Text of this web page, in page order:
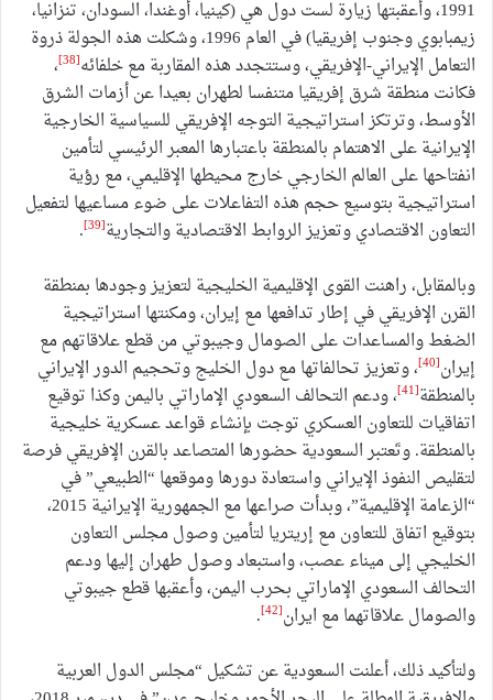
1991، وأعقبتها زيارة لست دول هي (كينيا، أوغندا، السودان، تنزانيا،
زيمبابوي وجنوب إفريقيا) في العام 1996، وشكلت هذه الجولة ذروة
التعامل الإيراني-الإفريقي، وستتجدد هذه المقاربة مع خلفائه[38]
،
فكانت منطقة شرق إفريقيا متنفسا لطهران بعيدا عن أزمات الشرق
الأوسط، وترتكز استراتيجية التوجه الإفريقي للسياسية الخارجية
الإيرانية على الاهتمام بالمنطقة باعتبارها المعبر الرئيسي لتأمين
انفتاحها على العالم الخارجي خارج محيطها الإقليمي، مع رؤية
استراتيجية بتوسيع حجم هذه التفاعلات على ضوء مساعيها لتفعيل
التعاون الاقتصادي وتعزيز الروابط الاقتصادية والتجارية[39]
.
وبالمقابل، راهنت القوى الإقليمية الخليجية لتعزيز وجودها بمنطقة
القرن الإفريقي في إطار تدافعها مع إيران، ومكنتها استراتيجية
الضغط والمساعدات على الصومال وجيبوتي من قطع علاقاتهم مع
إيران[40]
، وتعزيز تحالفاتها مع دول الخليج وتحجيم الدور الإيراني
بالمنطقة[41]
، ودعم التحالف السعودي الإماراتي باليمن وكذا توقيع
اتفاقيات للتعاون العسكري توجت بإنشاء قواعد عسكرية خليجية
بالمنطقة. وتَعتبر السعودية حضورها المتصاعد بالقرن الإفريقي فرصة
لتقليص النفوذ الإيراني واستعادة دورها وموقعها “الطبيعي” في
“الزعامة الإقليمية”، وبدأت صراعها مع الجمهورية الإيرانية 2015،
بتوقيع اتفاق للتعاون مع إريتريا لتأمين وصول مجلس التعاون
الخليجي إلى ميناء عصب، واستبعاد وصول طهران إليها ودعم
التحالف السعودي الإماراتي بحرب اليمن، وأعقبها قطع جيبوتي
والصومال علاقاتهما مع ايران[42]
.
ولتأكيد ذلك، أعلنت السعودية عن تشكيل “مجلس الدول العربية